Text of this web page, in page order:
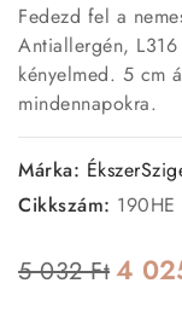
Fedezd fel a
Antiallergén,
kényelmed. 5 cm
mindennapokra.
Márka:
Cikkszám: 190HE
5 032 Ft4